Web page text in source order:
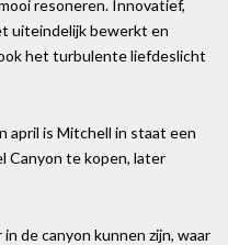
resoneren. Innovatief,
uiteindelijk bewerkt en
het turbulente liefdeslicht
april is Mitchell in staat een
Canyon te kopen, later
de canyon kunnen zijn, waar